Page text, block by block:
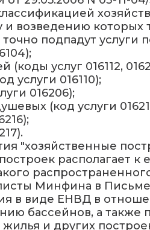
и возведению
подпадут услуги
услуг 016112,
услуги 016110);
016206);
(код услуги
"хозяйственные
располагает
Минфина в
в виде ЕНВД в
бассейнов, а также
и других